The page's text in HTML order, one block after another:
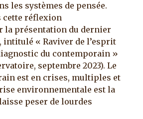
les systèmes de pensée.
cette réflexion
la présentation du dernier
intitulé « Raviver de l’esprit
du contemporain »
septembre 2023). Le
est en crises, multiples et
environnementale est la
peser de lourdes